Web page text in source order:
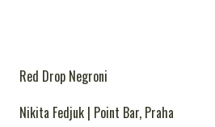
Red Drop Negroni
Nikita Fedjuk | Point Bar, Praha